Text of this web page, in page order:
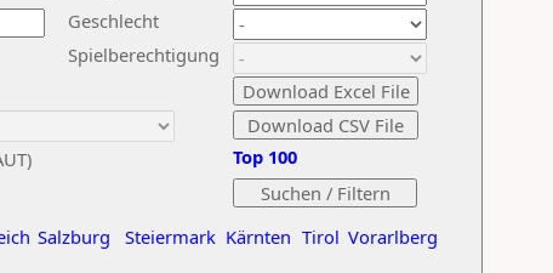
Geschlecht
Spielberechtigung
Salzburg Steiermark Kärnten Tirol Vorarlberg
Top 100